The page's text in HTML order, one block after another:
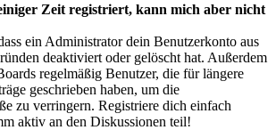
Zeit registriert, kann mich aber nicht
ein Administrator dein Benutzerkonto aus
deaktiviert oder gelöscht hat. Außerdem
regelmäßig Benutzer, die für längere
geschrieben haben, um die
zu verringern. Registriere dich einfach
aktiv an den Diskussionen teil!